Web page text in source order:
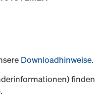
Downloadhinweise.
finden
.